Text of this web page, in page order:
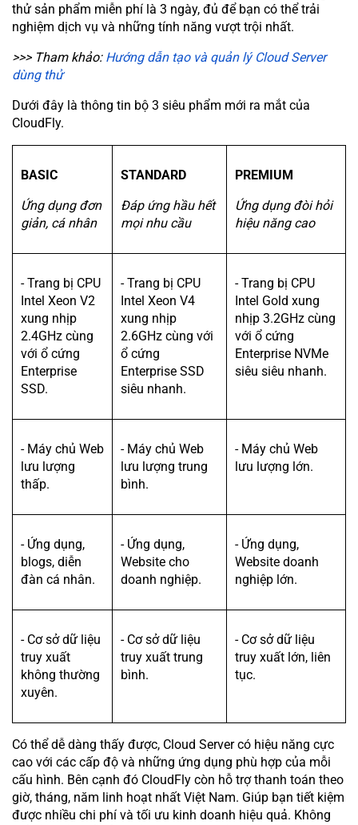
thử sản phẩm miễn phí là 3 ngày, đủ để bạn có thể trải
nghiệm dịch vụ và những tính năng vượt trội nhất.
>>> Tham khảo: Hướng dẫn tạo và quản lý Cloud Server
dùng thử
Dưới đây là thông tin bộ 3 siêu phẩm mới ra mắt của
CloudFly.
BASIC
Ứng dụng đơn
giản, cá nhân
STANDARD
Đáp ứng hầu hết
mọi nhu cầu
PREMIUM
Ứng dụng đòi hỏi
hiệu năng cao
- Trang bị CPU
Intel Xeon V2
xung nhịp
2.4GHz cùng
với ổ cứng
Enterprise
SSD.
- Trang bị CPU
Intel Xeon V4
xung nhịp
2.6GHz cùng với
ổ cứng
Enterprise SSD
siêu nhanh.
- Trang bị CPU
Intel Gold xung
nhịp 3.2GHz cùng
với ổ cứng
Enterprise NVMe
siêu siêu nhanh.
- Máy chủ Web
lưu lượng
thấp.
- Máy chủ Web
lưu lượng trung
bình.
- Máy chủ Web
lưu lượng lớn.
- Ứng dụng,
blogs, diễn
đàn cá nhân.
- Ứng dụng,
Website cho
doanh nghiệp.
- Ứng dụng,
Website doanh
nghiệp lớn.
- Cơ sở dữ liệu
truy xuất
không thường
xuyên.
- Cơ sở dữ liệu
truy xuất trung
bình.
- Cơ sở dữ liệu
truy xuất lớn, liên
tục.
Có thể dễ dàng thấy được, Cloud Server có hiệu năng cực
cao với các cấp độ và những ứng dụng phù hợp của mỗi
cấu hình. Bên cạnh đó CloudFly còn hỗ trợ thanh toán theo
giờ, tháng, năm linh hoạt nhất Việt Nam. Giúp bạn tiết kiệm
được nhiều chi phí và tối ưu kinh doanh hiệu quả. Không